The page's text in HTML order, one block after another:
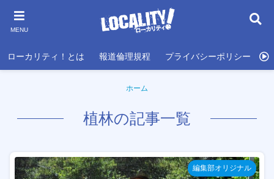
MENU
ローカリティ！とは 報道倫理規程 プライバシーポリシー
ホーム
植林の記事一覧
編集部オリジナル